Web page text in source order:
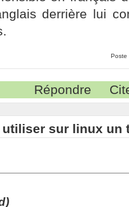
derrière lui
Poste
Répondre
utiliser sur linux un